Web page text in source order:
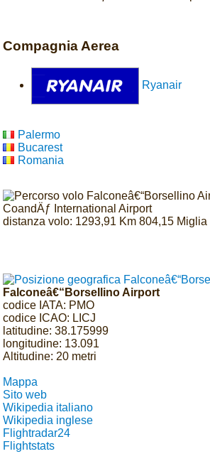
Compagnia Aerea
Ryanair
Palermo
Bucarest
Romania
distanza volo: 1293,91 Km 804,15 Miglia
Falconeâ€“Borsellino Airport
codice IATA: PMO
codice ICAO: LICJ
latitudine: 38.175999
longitudine: 13.091
Altitudine: 20 metri
Mappa
Sito web
Wikipedia italiano
Wikipedia inglese
Flightradar24
Flightstats